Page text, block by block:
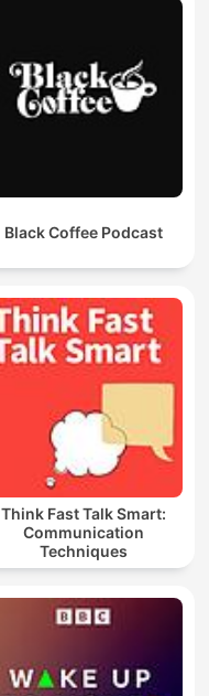
Black Coffee Podcast
Think Fast Talk Smart:
Communication
Techniques